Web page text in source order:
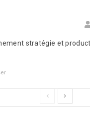
stratégie et